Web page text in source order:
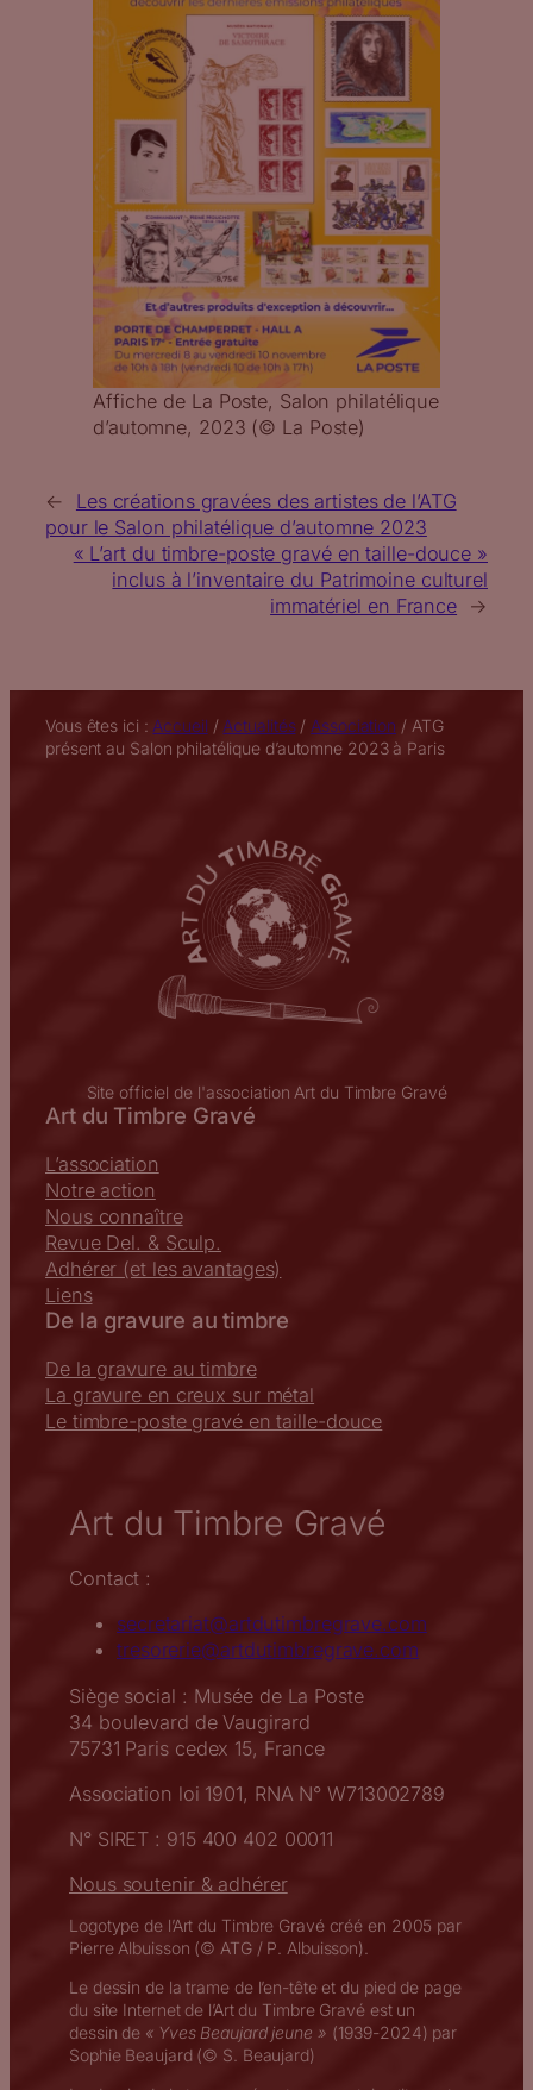
Affiche de La Poste, Salon philatélique
d’automne, 2023 (© La Poste)
←
Les créations gravées des artistes de l’ATG
pour le Salon philatélique d’automne 2023
« L’art du timbre-poste gravé en taille-douce »
inclus à l’inventaire du Patrimoine culturel
immatériel en France →
Vous êtes ici : Accueil / Actualités/ Association / ATG
présent au Salon philatélique d’automne 2023 à Paris
Site officiel de l'association Art du Timbre Gravé
Art du Timbre Gravé
L’association
Notre action
Nous connaître
Revue Del. & Sculp.
Adhérer (et les avantages)
Liens
De la gravure au timbre
De la gravure au timbre
La gravure en creux sur métal
Le timbre-poste gravé en taille-douce
Art du Timbre Gravé
Contact :
secretariat@artdutimbregrave.com
tresorerie@artdutimbregrave.com
Siège social : Musée de La Poste
34 boulevard de Vaugirard
75731 Paris cedex 15, France
Association loi 1901, RNA N° W713002789
N° SIRET : 915 400 402 00011
Nous soutenir & adhérer
Logotype de l’Art du Timbre Gravé créé en 2005 par
Pierre Albuisson (© ATG / P. Albuisson).
Le dessin de la trame de l’en-tête et du pied de page
du site Internet de l’Art du Timbre Gravé est un
dessin de « Yves Beaujard jeune » (1939-2024) par
Sophie Beaujard (© S. Beaujard)